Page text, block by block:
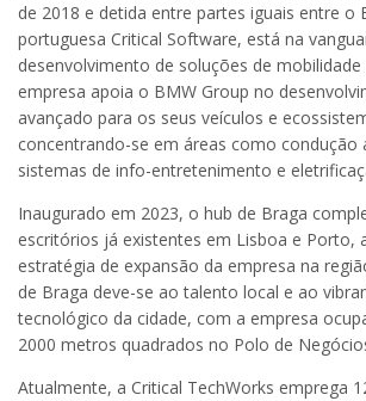
de 2018 e detida entre partes iguais entre o
portuguesa Critical Software, está na
desenvolvimento de soluções de
empresa apoia o BMW Group no
avançado para os seus veículos e
concentrando-se em áreas como condução
sistemas de info-entretenimento e
Inaugurado em 2023, o hub de Braga
escritórios já existentes em Lisboa e Porto,
estratégia de expansão da empresa na
de Braga deve-se ao talento local e ao
tecnológico da cidade, com a empresa
2000 metros quadrados no Polo de
Atualmente, a Critical TechWorks emprega